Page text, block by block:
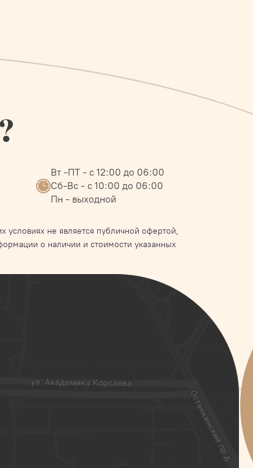
Вт -ПТ - с 12:00 до 06:00
Сб-Вс - с 10:00 до 06:00
Пн - выходной
не является публичной офертой,
о наличии и стоимости указанных